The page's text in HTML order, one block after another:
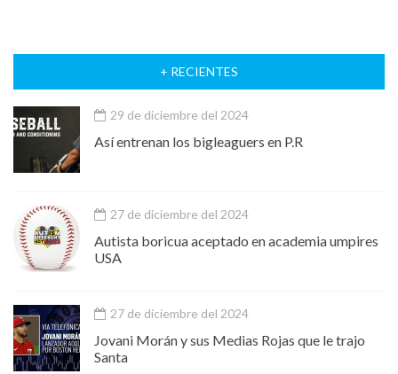
+ RECIENTES
29 de diciembre del 2024
Así entrenan los bigleaguers en P.R
27 de diciembre del 2024
Autista boricua aceptado en academia umpires
USA
27 de diciembre del 2024
Jovani Morán y sus Medias Rojas que le trajo
Santa